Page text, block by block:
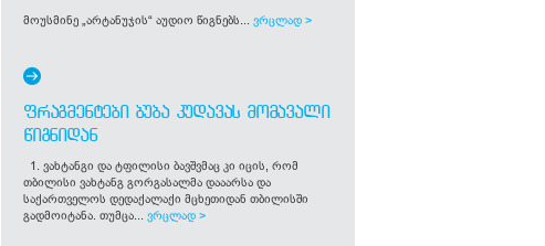
მოუსმინე „არტანუჯის“ აუდიო წიგნებს... ვრცლად >
ᲤᲠᲐᲒᲛᲔᲜᲢᲔᲑᲘ ᲑᲣᲑᲐ ᲙᲣᲓᲐᲕᲐᲡ ᲛᲝᲛᲐᲕᲐᲚᲘ
ᲬᲘᲒᲜᲘᲓᲐᲜ
1. ვახტანგი და ტფილისი ბავშვმაც კი იცის, რომ
თბილისი ვახტანგ გორგასალმა დააარსა და
საქართველოს დედაქალაქი მცხეთიდან თბილისში
გადმოიტანა. თუმცა... ვრცლად >